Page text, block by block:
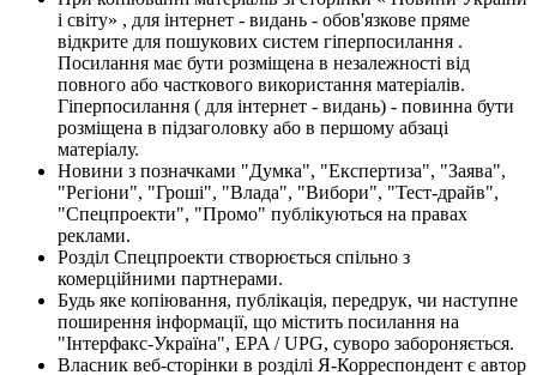
і світу» , для інтернет - видань - обов'язкове пряме
відкрите для пошукових систем гіперпосилання .
Посилання має бути розміщена в незалежності від
повного або часткового використання матеріалів.
Гіперпосилання ( для інтернет - видань) - повинна бути
розміщена в підзаголовку або в першому абзаці
матеріалу.
Новини з позначками "Думка", "Експертиза", "Заява",
"Регіони", "Гроші", "Влада", "Вибори", "Тест-драйв",
"Спецпроекти", "Промо" публікуються на правах
реклами.
Розділ Спецпроекти створюється спільно з
комерційними партнерами.
Будь яке копіювання, публікація, передрук, чи наступне
поширення інформації, що містить посилання на
"Інтерфакс-Україна", EPA / UPG, суворо забороняється.
Власник веб-сторінки в розділі Я-Корреспондент є автор